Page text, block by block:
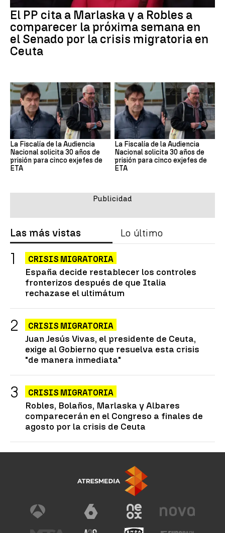
El PP cita a Marlaska y a Robles a
comparecer la próxima semana en
el Senado por la crisis migratoria en
Ceuta
La Fiscalía de la Audiencia
Nacional solicita 30 años de
prisión para cinco exjefes de
ETA
La Fiscalía de la Audiencia
Nacional solicita 30 años de
prisión para cinco exjefes de
ETA
Las más vistas Lo último
CRISIS MIGRATORIA
España decide restablecer los controles
fronterizos después de que Italia
rechazase el ultimátum
CRISIS MIGRATORIA
Juan Jesús Vivas, el presidente de Ceuta,
exige al Gobierno que resuelva esta crisis
"de manera inmediata"
CRISIS MIGRATORIA
Robles, Bolaños, Marlaska y Albares
comparecerán en el Congreso a finales de
agosto por la crisis de Ceuta